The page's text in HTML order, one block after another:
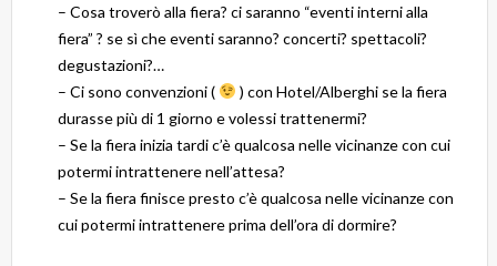
– Cosa troverò alla fiera? ci saranno “eventi interni alla
fiera” ? se sì che eventi saranno? concerti? spettacoli?
degustazioni?…
– Ci sono convenzioni (
) con Hotel/Alberghi se la fiera
durasse più di 1 giorno e volessi trattenermi?
– Se la fiera inizia tardi c’è qualcosa nelle vicinanze con cui
potermi intrattenere nell’attesa?
– Se la fiera finisce presto c’è qualcosa nelle vicinanze con
cui potermi intrattenere prima dell’ora di dormire?